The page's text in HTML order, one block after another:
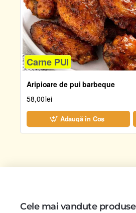
Carne PUI
Aripioare de pui barbeque
58,00lei
Adaugă în Coş
Cele mai vandute produse